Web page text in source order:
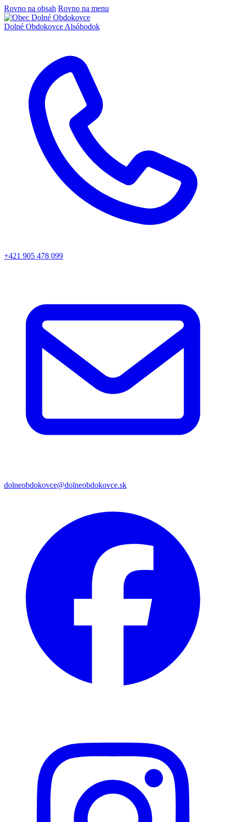
Rovno na obsah Rovno na menu
Dolné Obdokovce Alsóbodok
+421 905 478 099
dolneobdokovce@dolneobdokovce.sk